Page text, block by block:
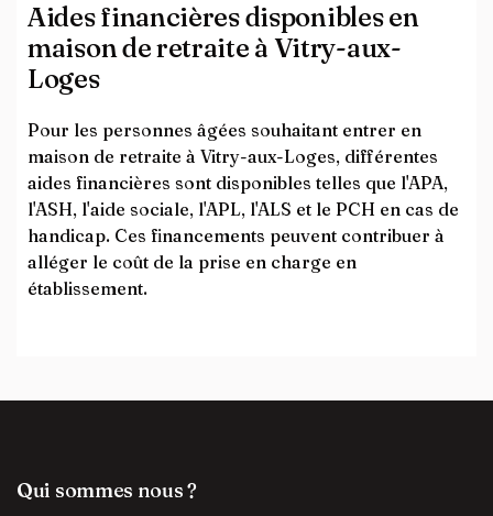
Aides financières disponibles en
maison de retraite à Vitry-aux-
Loges
Pour les personnes âgées souhaitant entrer en
maison de retraite à Vitry-aux-Loges, différentes
aides financières sont disponibles telles que l'APA,
l'ASH, l'aide sociale, l'APL, l'ALS et le PCH en cas de
handicap. Ces financements peuvent contribuer à
alléger le coût de la prise en charge en
établissement.
Qui sommes nous ?